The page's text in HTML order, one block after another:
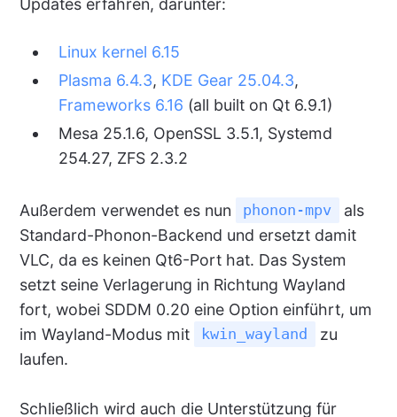
Updates erfahren, darunter:
Linux kernel 6.15
Plasma 6.4.3, KDE Gear 25.04.3,
Frameworks 6.16 (all built on Qt 6.9.1)
Mesa 25.1.6, OpenSSL 3.5.1, Systemd
254.27, ZFS 2.3.2
Außerdem verwendet es nun phonon-mpv
als
Standard-Phonon-Backend und ersetzt damit
VLC, da es keinen Qt6-Port hat. Das System
setzt seine Verlagerung in Richtung Wayland
fort, wobei SDDM 0.20 eine Option einführt, um
im Wayland-Modus mit
kwin_wayland
zu
laufen.
Schließlich wird auch die Unterstützung für